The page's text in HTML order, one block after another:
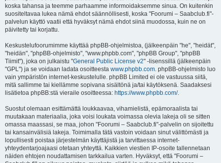
koska tahansa ja teemme parhaamme informoidaksemme sinua. On kuitenkin
suositeltavaa lukea nämä ehdot säännöllisesti, koska "Foorumi – Saabclub.fi"-
palvelun käyttö vaatii että hyväksyt nämä ehdot siinä muodossa, kuin ne on
päivitetty tai korjattu.
Keskustelufoorumimme käyttää phpBB-ohjelmistoa, (jälkeenpäin "he", "heidät",
"heidän", "phpBB-ohjelmisto", "www.phpbb.com", "phpBB Group", "phpBB
Tiimit"), joka on julkaistu "General Public License v2" -lisenssillä (jälkeenpäin
"GPL") ja se voidaan ladata osoitteesta www.phpbb.com. phpBB-ohjelmisto luo
vain ympäristön internet-keskustelulle. phpBB Limited ei ole vastuussa siitä,
mitä sallimme tai kiellämme sopivana sisältönä ja/tai käytöksenä. Saadaksesi
lisätietoa phpBB:stä vieraile osoitteessa: https://www.phpbb.com/.
Suostut olemaan esittämättä loukkaavaa, vihamielistä, epämoraalista tai
muutakaan materiaalia, joka voisi loukata voimassa olevia lakeja oli se sitten
omassa maassasi, se maa, johon "Foorumi – Saabclub.fi"-palvelin on sijoitettu
tai kansainvälisiä lakeja. Toimimalla tätä vastoin voidaan sinut välittömästi ja
lopullisesti poistaa järjestelmän käyttäjistä ja tarvittaessa internet-
yhteydentarjoajaasi otetaan yhteyttä. Kaikkien viestien IP-osoite tallennetaan
näiden ehtojen noudattamisen tarkkailua varten. Hyväksyt, että "Foorumi –